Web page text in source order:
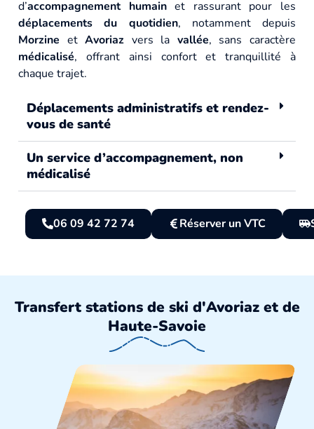
d’accompagnement humainet rassurant pour les
déplacements du quotidien, notamment depuis
Morzine etAvoriaz vers la vallée, sans caractère
médicalisé, offrant ainsi confort et tranquillité à
chaque trajet.
Déplacements administratifs et rendez-
vous de santé
Un service d’accompagnement, non
médicalisé
06 09 42 72 74 Réserver un VTC
Transfert stations de ski d'Avoriaz et de
Haute-Savoie